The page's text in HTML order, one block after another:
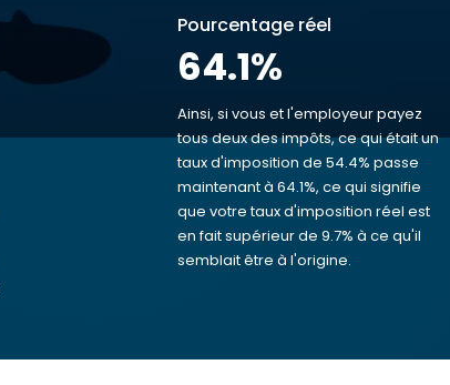
Pourcentage réel
64.1%
Ainsi, si vous et l'employeur payez
tous deux des impôts, ce qui était un
taux d'imposition de 54.4% passe
maintenant à 64.1%, ce qui signifie
que votre taux d'imposition réel est
en fait supérieur de 9.7% à ce qu'il
semblait être à l'origine.